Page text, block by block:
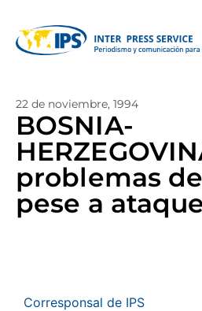
22 de noviembre, 1994
BOSNIA-
problemas
pese a
Corresponsal de IPS